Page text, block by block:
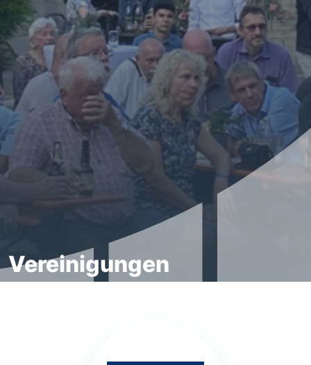
Vereinigungen